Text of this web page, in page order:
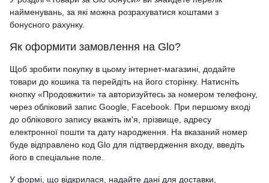
найменувань, за які можна розрахуватися коштами з
бонусного рахунку.
Як оформити замовлення на Glo?
Щоб зробити покупку в цьому інтернет-магазині, додайте
товари до кошика та перейдіть на його сторінку. Натисніть
кнопку «Продовжити» та авторизуйтесь за номером телефону,
через обліковий запис Google, Facebook. При першому вході
до облікового запису вкажіть ім'я, прізвище, адресу
електронної пошти та дату народження. На вказаний номер
буде відправлено код Glo для підтвердження входу, введіть
його в спеціальне поле.
У формі, що відкрилася, надайте дані для доставки,